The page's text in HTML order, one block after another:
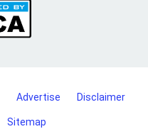
Advertise Disclaimer
Sitemap